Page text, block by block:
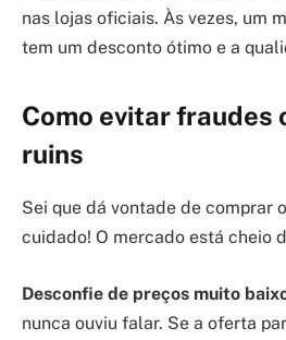
nas lojas oficiais. Às vezes, um
tem um desconto ótimo e a
Como evitar fraudes
ruins
Sei que dá vontade de comprar
cuidado! O mercado está cheio
Desconfie de preços muito
nunca ouviu falar. Se a oferta